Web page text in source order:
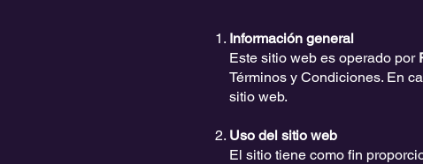
Información general
Este sitio web es operado por
Términos y Condiciones. En
sitio web.
Uso del sitio web
El sitio tiene como fin